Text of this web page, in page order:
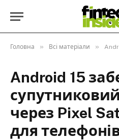
Головна » Всі матеріали » Android 15
Android 15
через Pixel
для